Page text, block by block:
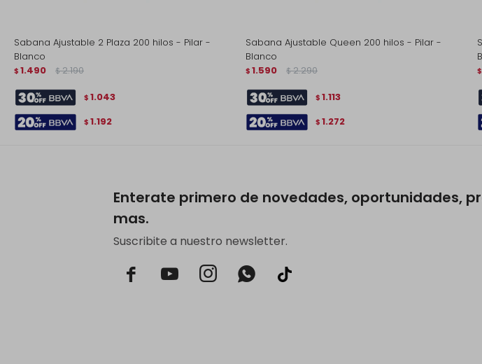
Sabana Ajustable 2 Plaza 200 hilos - Pilar -
Blanco
$ 1.490 $ 2.190
$ 1.043
$ 1.192
Sabana Ajustable Queen 200 hilos - Pilar -
Blanco
$ 1.590 $ 2.290
$ 1.113
$ 1.272
$
Enterate primero de novedades, oportunidades,
mas.
Suscribite a nuestro newsletter.
  